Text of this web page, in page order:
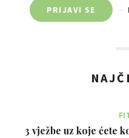
PRIJAVI SE
3 vježbe uz koje ćete